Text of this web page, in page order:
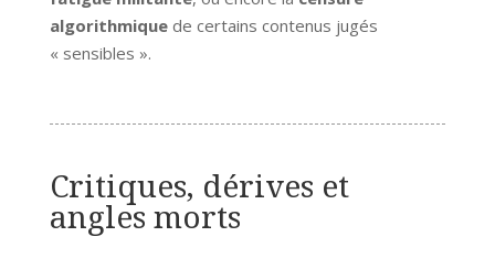
algorithmiquede certains contenus jugés
« sensibles ».
Critiques, dérives et
angles morts